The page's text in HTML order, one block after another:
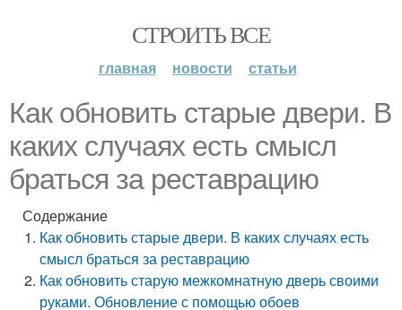
СТРОИТЬ ВСЕ
главная новости статьи
Как обновить старые двери. В
каких случаях есть смысл
браться за реставрацию
Содержание
Как обновить старые двери. В каких случаях есть
смысл браться за реставрацию
Как обновить старую межкомнатную дверь своими
руками. Обновление с помощью обоев